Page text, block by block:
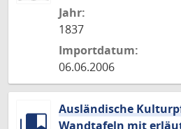
Jahr:
1837
Importdatum:
06.06.2006
Ausländische
Wandtafeln mit